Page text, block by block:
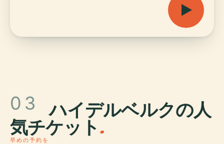
03 ハイデルベルクの人
気チケット.
早めの予約を